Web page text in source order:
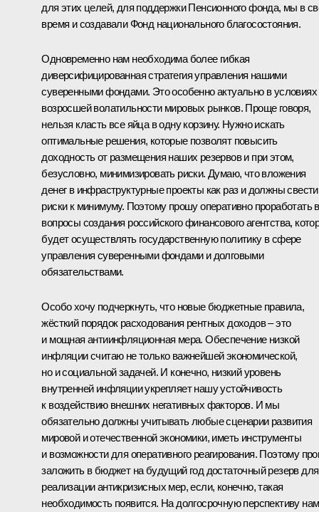
для этих целей, для поддержки Пенсионного фонда, мы в
время и создавали Фонд национального благосостояния.
Одновременно нам необходима более гибкая
диверсифицированная стратегия управления нашими
суверенными фондами. Это особенно актуально в условиях
возросшей волатильности мировых рынков. Проще говоря,
нельзя класть все яйца в одну корзину. Нужно искать
оптимальные решения, которые позволят повысить
доходность от размещения наших резервов и при этом,
безусловно, минимизировать риски. Думаю, что вложения
денег в инфраструктурные проекты как раз и должны свести
риски к минимуму. Поэтому прошу оперативно проработать
вопросы создания российского финансового агентства,
будет осуществлять государственную политику в сфере
управления суверенными фондами и долговыми
обязательствами.
Особо хочу подчеркнуть, что новые бюджетные правила,
жёсткий порядок расходования рентных доходов – это
и мощная антиинфляционная мера. Обеспечение низкой
инфляции считаю не только важнейшей экономической,
но и социальной задачей. И конечно, низкий уровень
внутренней инфляции укрепляет нашу устойчивость
к воздействию внешних негативных факторов. И мы
обязательно должны учитывать любые сценарии развития
мировой и отечественной экономики, иметь инструменты
и возможности для оперативного реагирования. Поэтому
заложить в бюджет на будущий год достаточный резерв для
реализации антикризисных мер, если, конечно, такая
необходимость появится. На долгосрочную перспективу нам